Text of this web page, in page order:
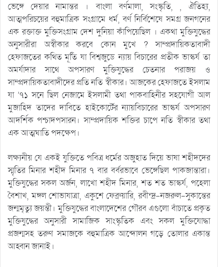
ভেঙ্গে দেয়ার নামান্তর । বাংলা বর্ণমালা, সংস্কৃতি, , ঐতিহ্য,
আত্মপরিচয়ের বহুমাত্রিক সংগ্রামে ধর্ম, বর্ণ নির্বিশেষে সমগ্র জনগনের
এক রক্তাক্ত মুক্তিসংগ্রাম দেশ দুনিয়া কাঁপিয়েছিল । একথা মুক্তিযুদ্ধের
অনুসারীরা অস্বীকার করবে কোন মুখে ? সাম্প্রদায়িকতাবাদী
হেফাজতের কথিত মূর্তি যা বিশ্বজুডে ন্যায় বিচারের প্রতীক ভাস্কর্য তা
অমর্যাদার সাথে অপসারণ মুক্তিযুদ্ধের চেতনার পরাজয় ও
সাম্প্রদায়িকতাবাদীদের প্রতি নতি স্বীকার। আজকের হেফাজতে ইসলাম
যা ’৭১ সনে ছিল নেজামে ইসলামী তথা পাকবাহিনীর সহযোগী আল
মুজাহিদ তাদের দাবিতে হাইকোর্টের ন্যায়বিচারের ভাস্কর্য অপসারণ
আদর্শিক পশ্চাদপসারন। সাম্প্রদায়িক শক্তির চাপে নতি স্বীকার তথা
এক আত্মঘাতি পদক্ষেপ।
লক্ষ্যনীয় যে একই যুক্তিতে পবিত্র ধর্মের অজুহাত দিয়ে ভাষা শহীদদের
স্মৃতির মিনার শহীদ মিনার ৭ বার বর্বরভাবে ভেঙ্গেছিল পাকজান্তারা।
মুক্তিযুদ্ধের সকল অর্জন, লাখো শহীদ মিনার, শত শত ভাস্কর্য, পহেলা
বৈশাখ, মঙ্গল শোভাযাত্রা, একুশে ফেব্রুয়ারি, রবীন্দ্র-নজরুল-সুকান্তের
জন্মমৃত্যু জয়ন্তী। মুক্তিযুদ্ধের বাংলাদেশের গৌরব এগুলো বাঁচাতে প্রকৃত
মুক্তিযুদ্ধের অনুসারী সামাজিক সাংস্কৃতিক এবং সকল মুক্তিযোদ্ধা
প্রজন্মসহ তরুণ সমাজকে বহুমাত্রিক আন্দোলন গড়ে তোলার একান্ত
আহ্বান জানাই।